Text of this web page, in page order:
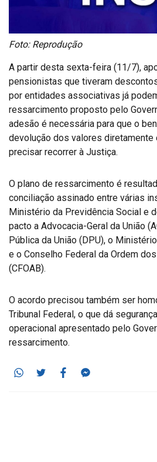
Foto: Reprodução
A partir desta sexta-feira (11/7),
pensionistas que tiveram
por entidades associativas já
ressarcimento proposto pelo
adesão é necessária para que o
devolução dos valores diretamente
precisar recorrer à Justiça.
O plano de ressarcimento é
conciliação assinado entre várias
Ministério da Previdência Social e
pacto a Advocacia-Geral da União
Pública da União (DPU), o
e o Conselho Federal da Ordem
(CFOAB).
O acordo precisou também ser
Tribunal Federal, o que dá
operacional apresentado pelo
ressarcimento.
Whatsapp
TwitterFacebook